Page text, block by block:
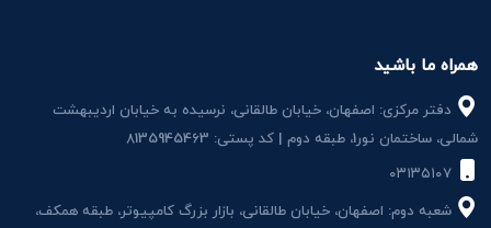
همراه ما باشید
دفتر مرکزی: اصفهان، خیابان طالقانی، نرسیده به خیابان اردیبهشت
شمالی، ساختمان نور1، طبقه دوم | کد پستی: 8135945463
شعبه دوم: اصفهان، خیابان طالقانی، بازار بزرگ کامپیوتر، طبقه همکف،